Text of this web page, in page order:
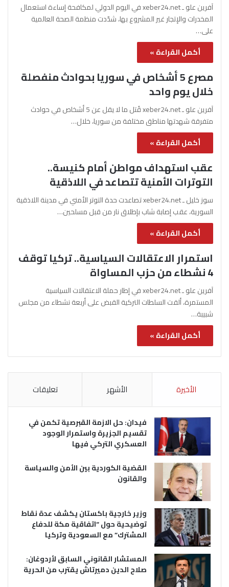
آفرين علو ـ xeber24.net في اليوم الدولي لمكافحة إساءة استعمال
المخدرات والإتجار غير المشروع بها، شدّدت منظمة الصحة العالمية
على…
أكمل القراءة »
مصرع 5 أشخاص في سوريا بحوادث منفصلة
خلال يوم واحد
آفرين علو ـ xeber24.net قُتل ما لا يقل عن 5 أشخاص في حوادث
متفرقة شهدتها مناطق مختلفة من سوريا، خلال…
أكمل القراءة »
عقب استهداف مواطن أمام كنيسة..
التوترات الأمنية تتصاعد في اللاذقية
سوز خليل ـ xeber24.net تصاعدت حدة التوتر الأمني في مدينة اللاذقية
السورية، عقب إصابة شاب بإطلاق نار من قبل مسلحين…
أكمل القراءة »
استمرار الاعتقالات السياسية.. تركيا توقف
4 نشطاء من حزب المساواة
آفرين علو ـ xeber24.net في إطار حملة الاعتقالات السياسية
المستمرة، ألقت السلطات التركية القبض على أربعة نشطاء من مجلس
شبيبة…
أكمل القراءة »
الأخيرة الأشهر تعليقات
فيدان: حل الازمة القبرصية تكمن في
تقسيم الجزيرة واستمرار الوجود
العسكري التركي فيها
القضية الكوردية بين الأمن والسياسة
والقانون
وزير خارجية باكستان يكشف عدة نقاط
توضيحية حول “اتفاقية مكة للدفاع
المشترك” مع السعودية وتركيا
المستشار القانوني السابق لأردوغان:
صلاح الدين دميرتاش يقترب من الحرية